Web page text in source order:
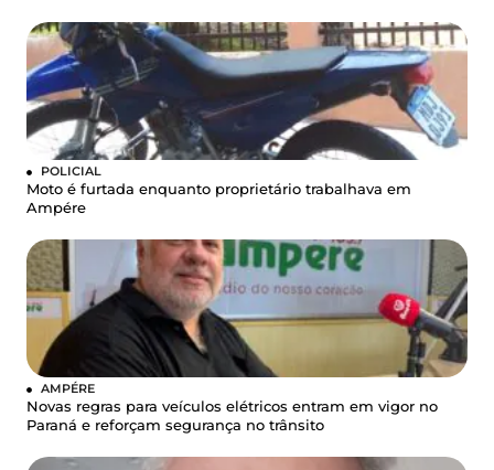
POLICIAL
Moto é furtada enquanto proprietário trabalhava em
Ampére
AMPÉRE
Novas regras para veículos elétricos entram em vigor no
Paraná e reforçam segurança no trânsito